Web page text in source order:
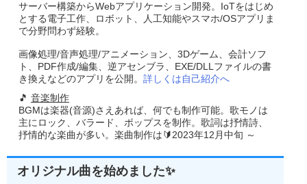
サーバー構築からWebアプリケーション開発。IoTをはじめ
とする電子工作、ロボット、人工知能やスマホ/OSアプリま
で分野問わず経験。
画像処理/音声処理/アニメーション、3Dゲーム、会計ソフ
ト、PDF作成/編集、逆アセンブラ、EXE/DLLファイルの書
き換えなどのアプリを公開。 詳しくは自己紹介へ
🎵 音楽制作
BGMは楽器(音源)さえあれば、何でも制作可能。歌モノは
主にロック、バラード、ポップスを制作。歌詞は抒情詩、
抒情的な楽曲が多い。楽曲制作は🔰2023年12月中旬 ～
オリジナル曲を始めました✨